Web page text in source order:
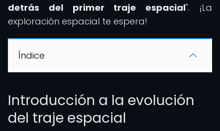
detrás del primer traje espacial". ¡La
exploración espacial te espera!
Índice
Introducción a la evolución
del traje espacial